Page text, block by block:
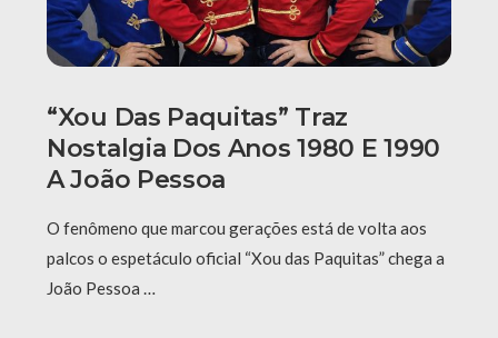
“Xou Das Paquitas” Traz
Nostalgia Dos Anos 1980 E 1990
A João Pessoa
O fenômeno que marcou gerações está de volta aos
palcos o espetáculo oficial “Xou das Paquitas” chega a
João Pessoa …